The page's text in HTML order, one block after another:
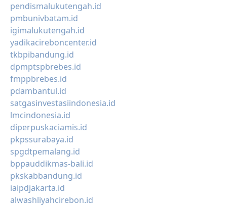
pendismalukutengah.id
pmbunivbatam.id
igimalukutengah.id
yadikacireboncenter.id
tkbpibandung.id
dpmptspbrebes.id
fmppbrebes.id
pdambantul.id
satgasinvestasiindonesia.id
lmcindonesia.id
diperpuskaciamis.id
pkpssurabaya.id
spgdtpemalang.id
bppauddikmas-bali.id
pkskabbandung.id
iaipdjakarta.id
alwashliyahcirebon.id